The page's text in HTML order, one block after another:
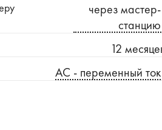
через мастер-
станцию
12
AC - переменный ток